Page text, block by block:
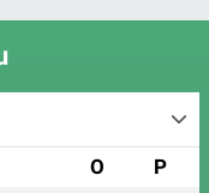
O P